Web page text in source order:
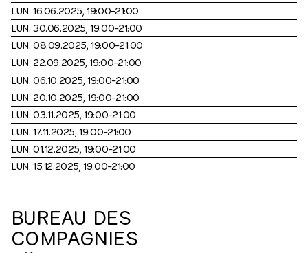
LUN. 16.06.2025, 19:00⁠–⁠21:00
LUN. 30.06.2025, 19:00⁠–⁠21:00
LUN. 08.09.2025, 19:00⁠–⁠21:00
LUN. 22.09.2025, 19:00⁠–⁠21:00
LUN. 06.10.2025, 19:00⁠–⁠21:00
LUN. 20.10.2025, 19:00⁠–⁠21:00
LUN. 03.11.2025, 19:00⁠–⁠21:00
LUN. 17.11.2025, 19:00⁠–⁠21:00
LUN. 01.12.2025, 19:00⁠–⁠21:00
LUN. 15.12.2025, 19:00⁠–⁠21:00
BUREAU DES
COMPAGNIES